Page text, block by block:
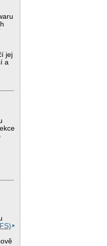
jej
a